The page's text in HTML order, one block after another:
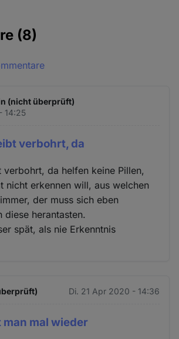
(8)
(nicht überprüft)
14:25
verbohrt, da
da helfen keine Pillen,
nicht erkennen will, aus welchen
der muss sich eben
diese herantasten.
spät, als nie Erkenntnis
Di. 21 Apr 2020 - 14:36
man mal wieder